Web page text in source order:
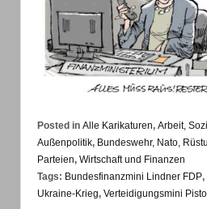
Posted in Alle Karikaturen, Arbeit,
Außenpolitik, Bundeswehr, Nato,
Parteien, Wirtschaft und Finanzen
Tags: Bundesfinanzmini Lindner FDP,
Ukraine-Krieg, Verteidigungsmini